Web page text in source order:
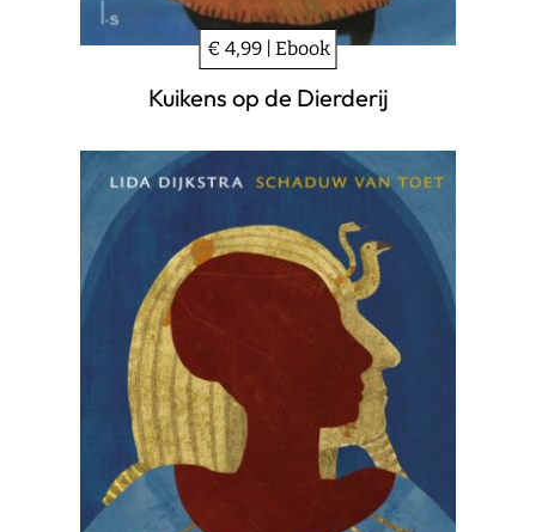
€ 4,99 | Ebook
Kuikens op de Dierderij